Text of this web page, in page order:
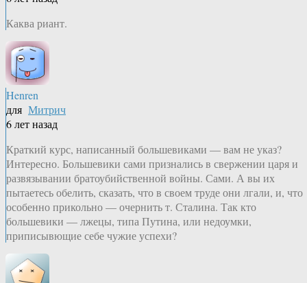
Каква риант.
Henren
для Митрич
6 лет назад
Краткий курс, написанный большевиками — вам не указ?
Интересно. Большевики сами признались в свержении царя и
развязывании братоубийственной войны. Сами. А вы их
пытаетесь обелить, сказать, что в своем труде они лгали, и, что
особенно прикольно — очернить т. Сталина. Так кто
большевики — лжецы, типа Путина, или недоумки,
приписывющие себе чужие успехи?